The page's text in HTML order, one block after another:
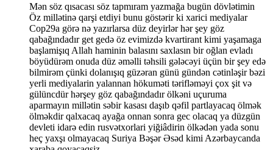
Mən söz qısacası söz tapmıram yazmağa bugün dövlətimin
Öz millətinə qarşi etdiyi bunu göstərir ki xarici mediyalar
Cop29a görə nə yazırlarsa düz deyirlər hər şey göz
qabağındadır get gedə öz evimizdə kvartirant kimi yaşamaga
başlamişıq Allah haminin balasını saxlasın bir oğlan evladı
böyüdürəm onuda düz əməlli təhsili gələcəyi üçün bir şey edə
bilmirəm çünki dolanışıq güzəran günü gündən cətinləşir bəzi
yerli mediyalarin yalannan hökuməti tərifləməyi çox şit və
gülüncdür hərşey göz qabağındadır ölkəni uçuruma
aparmayın millətin səbir kasası daşıb qəfil partlayacaq ölmək
ölməkdir qalxacaq ayağa onnan sonra gec olacaq ya düzgün
devleti idarə edin rusvətxorlari yiğiâdirin ölkədən yada sonu
heç yaxşı olmayacaq Suriya Bəşər Əsəd kimi Azərbaycanda